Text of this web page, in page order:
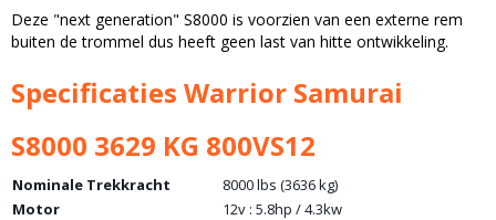
Deze "next generation" S8000 is voorzien van een externe rem
buiten de trommel dus heeft geen last van hitte ontwikkeling.
Specificaties Warrior Samurai
S8000 3629 KG 800VS12
Nominale Trekkracht
8000 lbs (3636 kg)
Motor
12v : 5.8hp / 4.3kw